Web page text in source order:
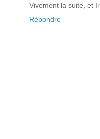
Vivement la suite, et
Répondre